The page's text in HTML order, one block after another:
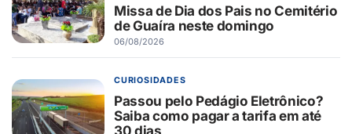
Missa de Dia dos Pais no Cemitério
de Guaíra neste domingo
06/08/2026
CURIOSIDADES
Passou pelo Pedágio Eletrônico?
Saiba como pagar a tarifa em até
30 dias